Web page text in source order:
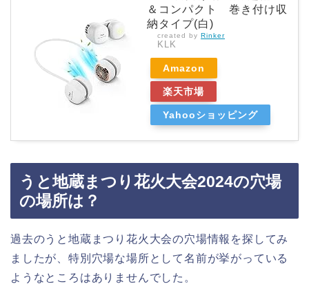
＆コンパクト 巻き付け収
納タイプ(白)
created by Rinker
KLK
Amazon
楽天市場
Yahooショッピング
うと地蔵まつり花火大会2024の穴場
の場所は？
過去のうと地蔵まつり花火大会の穴場情報を探してみ
ましたが、特別穴場な場所として名前が挙がっている
ようなところはありませんでした。